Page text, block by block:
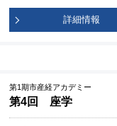
詳細情報
第1期市産経アカデミー
第4回 座学